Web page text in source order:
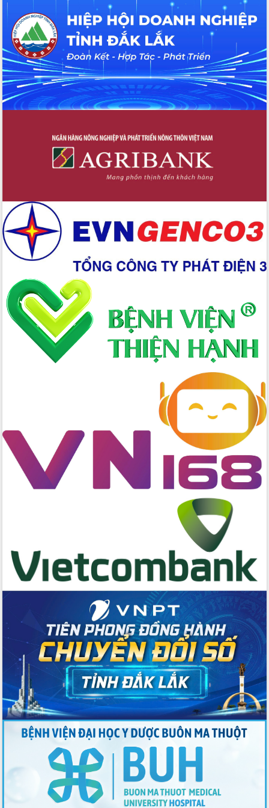
Đắk Lắk: Tôn vinh 46 giải pháp tại Hội
thi Sáng tạo Kỹ thuật 2024 - 2025
Đắk Lắk rà soát, điều chỉnh Đề án 190
về phát triển nuôi trồng thủy sản
Phó Chủ tịch UBND tỉnh Đắk Lắk
Trương Công Thái kiểm tra thực địa
Dự án cao tốc Khánh Hòa - Buôn Ma
Thuột
Định vị cà phê Việt Nam như một “di
Xây dựng nông thôn mới: Nâng cao đời
sống người dân từ những mô hình thiết
Quyết liệt tháo gỡ vướng mắc, đẩy
trong Khu kinh tế Nam Phú Yên
Hòn Yến phát triển du lịch gắn với bảo
tồn biển
Lấy ý kiến điều chỉnh Quy hoạch tỉnh
Đắk Lắk thời kỳ 2021-2030, tầm nhìn
Phát động chiến dịch 30 ngày đêm
giải phóng mặt bằng Tuyến đường bộ
ven biển
Đắk Lắk nỗ lực thúc đẩy tăng trưởng
kinh tế từ 10% trở lên trong Quý
Đắk Lắk ký kết thỏa thuận hợp tác về
cho trạm y tế cấp xã
Du lịch Đắk Lắk nâng tầm trải nghiệm
du khách thông qua Hệ thống cơ sở dữ
liệu và Bản đồ số
Tập huấn ứng dụng trí tuệ nhân tạo (AI)
Quyết liệt cải cách hành chính, khơi
thông nguồn lực phát triển
Nâng cao hiệu lực, hiệu quả HĐND
tỉnh thông qua hiện đại hóa hành chính
Xã Ea Phê gắn cải cách hành chính với
chuyển đổi số
Phó Chủ tịch Thường trực UBND tỉnh
Hồ Thị Nguyên Thảo làm việc tại Trung
tâm Phục vụ hành chính công xã Ea
Phê
Xây dựng nền hành chính số đồng
hành cùng nông dân dân, doanh nghiệp
Giai đoạn 2026-2030, Đắk Lắk phấn
đấu có 77% xã đạt chuẩn nông thôn
Chuyển đổi số 'mở đường' cho nông
nghiệp Đắk Lắk tăng trưởng bứt phá
Triển khai đồng bộ đo đạc, lập hồ sơ
địa chính, hoàn thiện cơ sở dữ liệu đất